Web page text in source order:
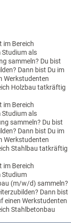
im Bereich
Studium als
sammeln? Du bist
Dann bist Du im
Werkstudenten
Holzbau tatkräftig
im Bereich
Studium als
sammeln? Du bist
Dann bist Du im
Werkstudenten
Stahlbau tatkräftig
im Bereich
Studium
(m/w/d) sammeln?
Dann bist
einen Werkstudenten
Stahlbetonbau